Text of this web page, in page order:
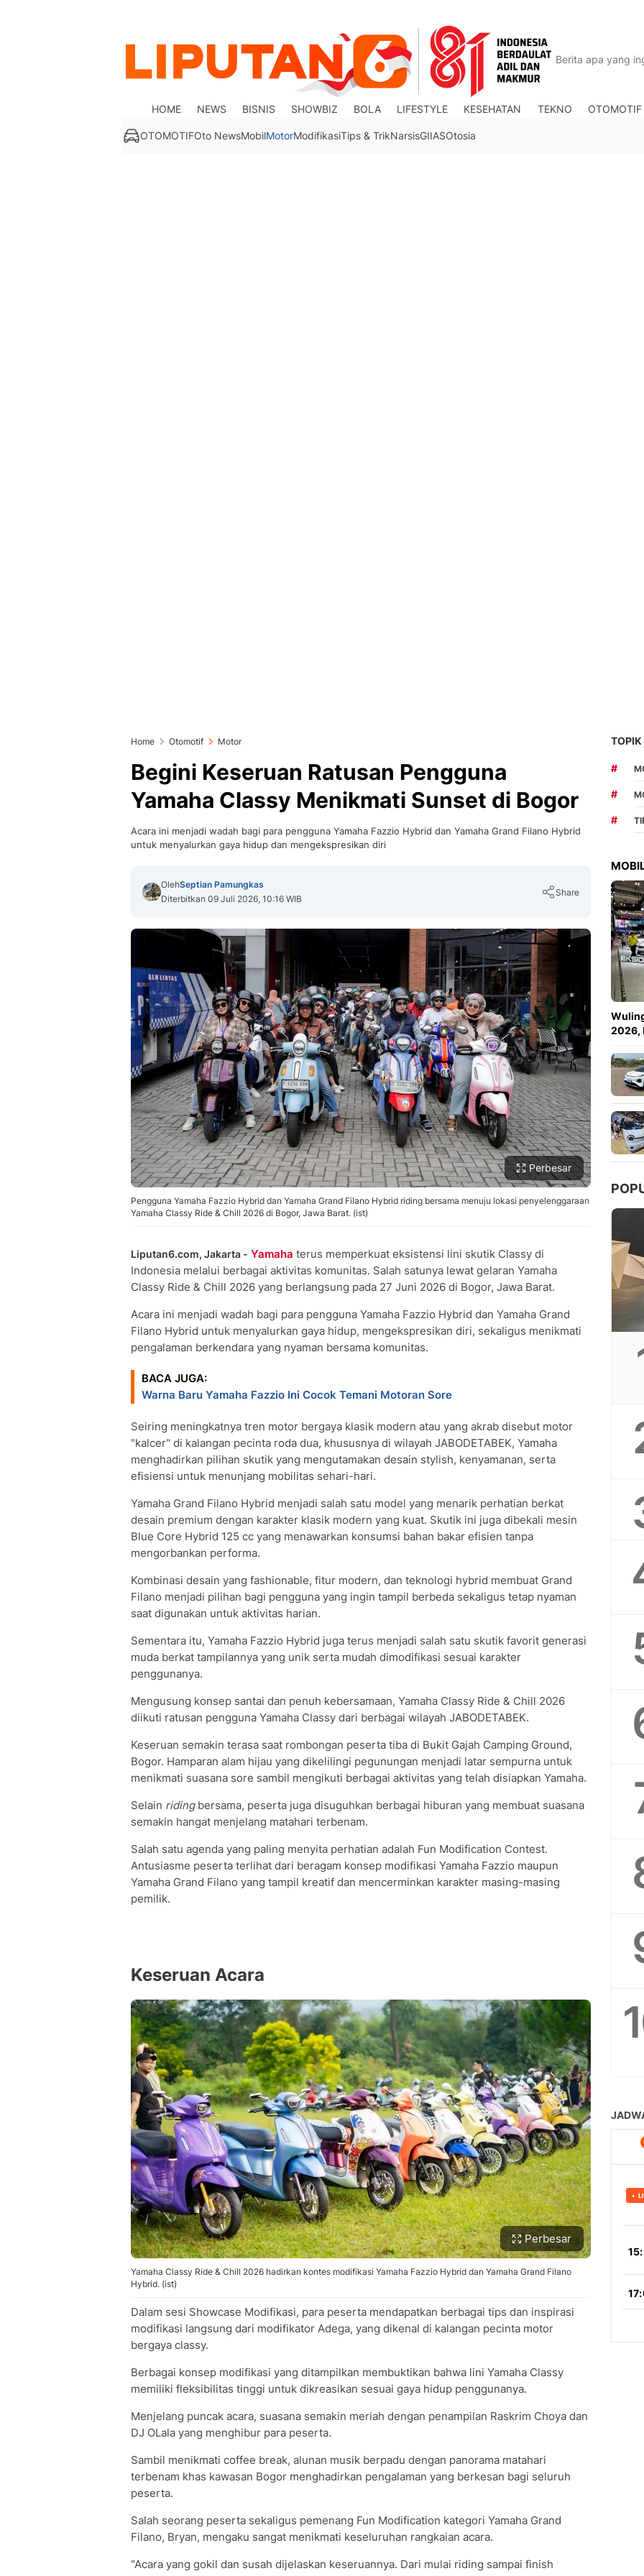
HOME NEWS BISNIS SHOWBIZ BOLA LIFESTYLE KESEHATAN TEKNO OTOMOTIF
OTOMOTIFOto NewsMobilMotorModifikasiTips & TrikNarsisGIIASOtosia
Home Otomotif Motor
Begini Keseruan Ratusan Pengguna
Yamaha Classy Menikmati Sunset di Bogor
Acara ini menjadi wadah bagi para pengguna Yamaha Fazzio Hybrid dan Yamaha Grand Filano Hybrid
untuk menyalurkan gaya hidup dan mengekspresikan diri
OlehSeptian Pamungkas
Diterbitkan 09 Juli 2026, 10:16 WIB
Share
Copy Link
Perbesar
Pengguna Yamaha Fazzio Hybrid dan Yamaha Grand Filano Hybrid riding bersama menuju lokasi penyelenggaraan
Yamaha Classy Ride & Chill 2026 di Bogor, Jawa Barat. (ist)
Liputan6.com, Jakarta - Yamaha terus memperkuat eksistensi lini skutik Classy di
Indonesia melalui berbagai aktivitas komunitas. Salah satunya lewat gelaran Yamaha
Classy Ride & Chill 2026 yang berlangsung pada 27 Juni 2026 di Bogor, Jawa Barat.
Acara ini menjadi wadah bagi para pengguna Yamaha Fazzio Hybrid dan Yamaha Grand
Filano Hybrid untuk menyalurkan gaya hidup, mengekspresikan diri, sekaligus menikmati
pengalaman berkendara yang nyaman bersama komunitas.
BACA JUGA:
Warna Baru Yamaha Fazzio Ini Cocok Temani Motoran Sore
Seiring meningkatnya tren motor bergaya klasik modern atau yang akrab disebut motor
"kalcer" di kalangan pecinta roda dua, khususnya di wilayah JABODETABEK, Yamaha
menghadirkan pilihan skutik yang mengutamakan desain stylish, kenyamanan, serta
efisiensi untuk menunjang mobilitas sehari-hari.
Yamaha Grand Filano Hybrid menjadi salah satu model yang menarik perhatian berkat
desain premium dengan karakter klasik modern yang kuat. Skutik ini juga dibekali mesin
Blue Core Hybrid 125 cc yang menawarkan konsumsi bahan bakar efisien tanpa
mengorbankan performa.
Kombinasi desain yang fashionable, fitur modern, dan teknologi hybrid membuat Grand
Filano menjadi pilihan bagi pengguna yang ingin tampil berbeda sekaligus tetap nyaman
saat digunakan untuk aktivitas harian.
Sementara itu, Yamaha Fazzio Hybrid juga terus menjadi salah satu skutik favorit generasi
muda berkat tampilannya yang unik serta mudah dimodifikasi sesuai karakter
penggunanya.
Mengusung konsep santai dan penuh kebersamaan, Yamaha Classy Ride & Chill 2026
diikuti ratusan pengguna Yamaha Classy dari berbagai wilayah JABODETABEK.
Keseruan semakin terasa saat rombongan peserta tiba di Bukit Gajah Camping Ground,
Bogor. Hamparan alam hijau yang dikelilingi pegunungan menjadi latar sempurna untuk
menikmati suasana sore sambil mengikuti berbagai aktivitas yang telah disiapkan Yamaha.
Selain ridingbersama, peserta juga disuguhkan berbagai hiburan yang membuat suasana
semakin hangat menjelang matahari terbenam.
Salah satu agenda yang paling menyita perhatian adalah Fun Modification Contest.
Antusiasme peserta terlihat dari beragam konsep modifikasi Yamaha Fazzio maupun
Yamaha Grand Filano yang tampil kreatif dan mencerminkan karakter masing-masing
pemilik.
Keseruan Acara
Perbesar
Yamaha Classy Ride & Chill 2026 hadirkan kontes modifikasi Yamaha Fazzio Hybrid dan Yamaha Grand Filano
Hybrid. (ist)
Dalam sesi Showcase Modifikasi, para peserta mendapatkan berbagai tips dan inspirasi
modifikasi langsung dari modifikator Adega, yang dikenal di kalangan pecinta motor
bergaya classy.
Berbagai konsep modifikasi yang ditampilkan membuktikan bahwa lini Yamaha Classy
memiliki fleksibilitas tinggi untuk dikreasikan sesuai gaya hidup penggunanya.
Menjelang puncak acara, suasana semakin meriah dengan penampilan Raskrim Choya dan
DJ OLala yang menghibur para peserta.
Sambil menikmati coffee break, alunan musik berpadu dengan panorama matahari
terbenam khas kawasan Bogor menghadirkan pengalaman yang berkesan bagi seluruh
peserta.
Salah seorang peserta sekaligus pemenang Fun Modification kategori Yamaha Grand
Filano, Bryan, mengaku sangat menikmati keseluruhan rangkaian acara.
"Acara yang gokil dan susah dijelaskan keseruannya. Dari mulai riding sampai finish
TOPIK
#
#
#
2026,